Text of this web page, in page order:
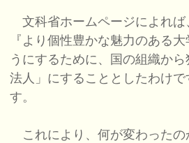
文科省ホームページによれば
『より個性豊かな魅力のある
うにするために、国の組織か
法人」にすることとしたわけ
す。
これにより、何が変わったの